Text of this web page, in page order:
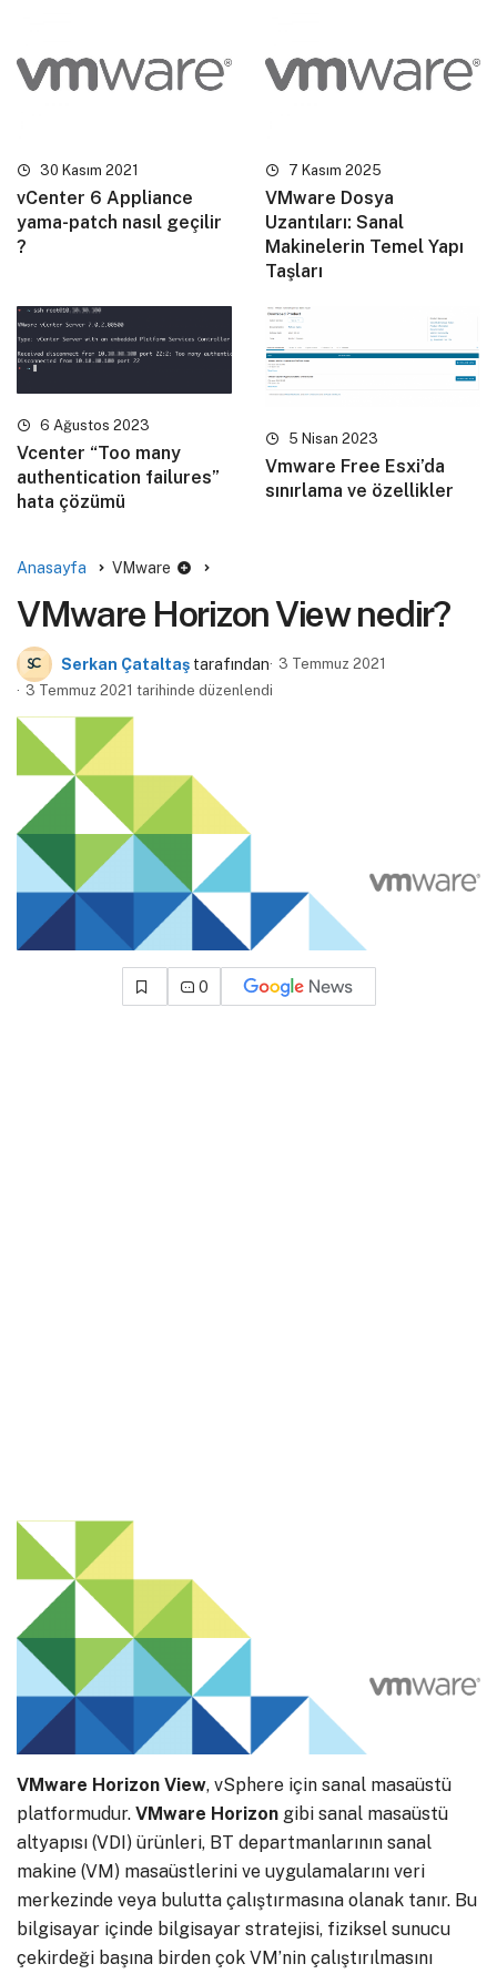
30 Kasım 2021
vCenter 6 Appliance
yama-patch nasıl geçilir
?
7 Kasım 2025
VMware Dosya
Uzantıları: Sanal
Makinelerin Temel Yapı
Taşları
6 Ağustos 2023
Vcenter “Too many
authentication failures”
hata çözümü
5 Nisan 2023
Vmware Free Esxi’da
sınırlama ve özellikler
Anasayfa VMware
VMware Horizon View nedir?
Serkan Çataltaş tarafından
3 Temmuz 2021
3 Temmuz 2021 tarihinde düzenlendi
0
VMware Horizon View, vSphere için sanal masaüstü
platformudur. VMware Horizon gibi sanal masaüstü
altyapısı (VDI) ürünleri, BT departmanlarının sanal
makine (VM) masaüstlerini ve uygulamalarını veri
merkezinde veya bulutta çalıştırmasına olanak tanır. Bu
bilgisayar içinde bilgisayar stratejisi, fiziksel sunucu
çekirdeği başına birden çok VM’nin çalıştırılmasını